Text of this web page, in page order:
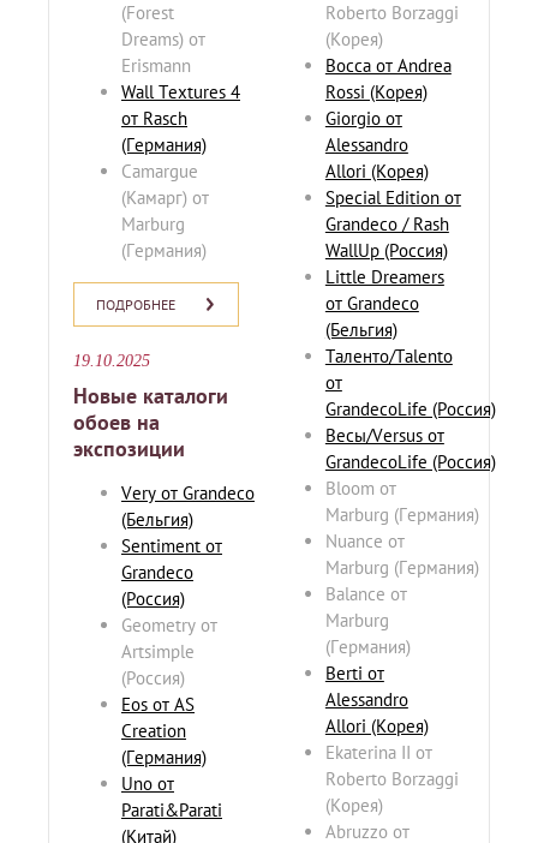
(Forest
Dreams) от
Erismann
Wall Textures 4
от Rasch
(Германия)
Camargue
(Камарг) от
Marburg
(Германия)
ПОДРОБНЕЕ
Roberto Borzaggi
(Корея)
Bocca от Andrea
Rossi (Корея)
Giorgio от
Alessandro
Allori (Корея)
Special Edition от
Grandeco / Rash
WallUp (Россия)
Little Dreamers
от Grandeco
(Бельгия)
Таленто/Talento
от
GrandecoLife (Россия)
Весы/Versus от
GrandecoLife (Россия)
Bloom от
Marburg (Германия)
Nuance от
Marburg (Германия)
Balance от
Marburg
(Германия)
Berti от
Alessandro
Allori (Корея)
Ekaterina II от
Roberto Borzaggi
(Корея)
Abruzzo от
19.10.2025
Новые каталоги
обоев на
экспозиции
Very от Grandeco
(Бельгия)
Sentiment от
Grandeco
(Россия)
Geometry от
Artsimple
(Россия)
Eos от AS
Creation
(Германия)
Uno от
Parati&Parati
(Китай)